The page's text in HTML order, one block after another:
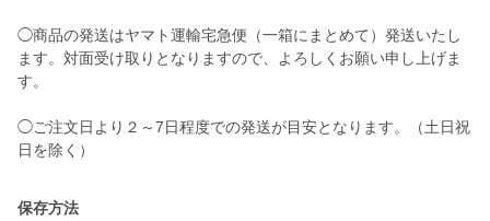
◯商品の発送はヤマト運輸宅急便（一箱にまとめて）発送いたし
ます。対面受け取りとなりますので、よろしくお願い申し上げま
す。
◯ご注文日より２～7日程度での発送が目安となります。（土日祝
保存方法